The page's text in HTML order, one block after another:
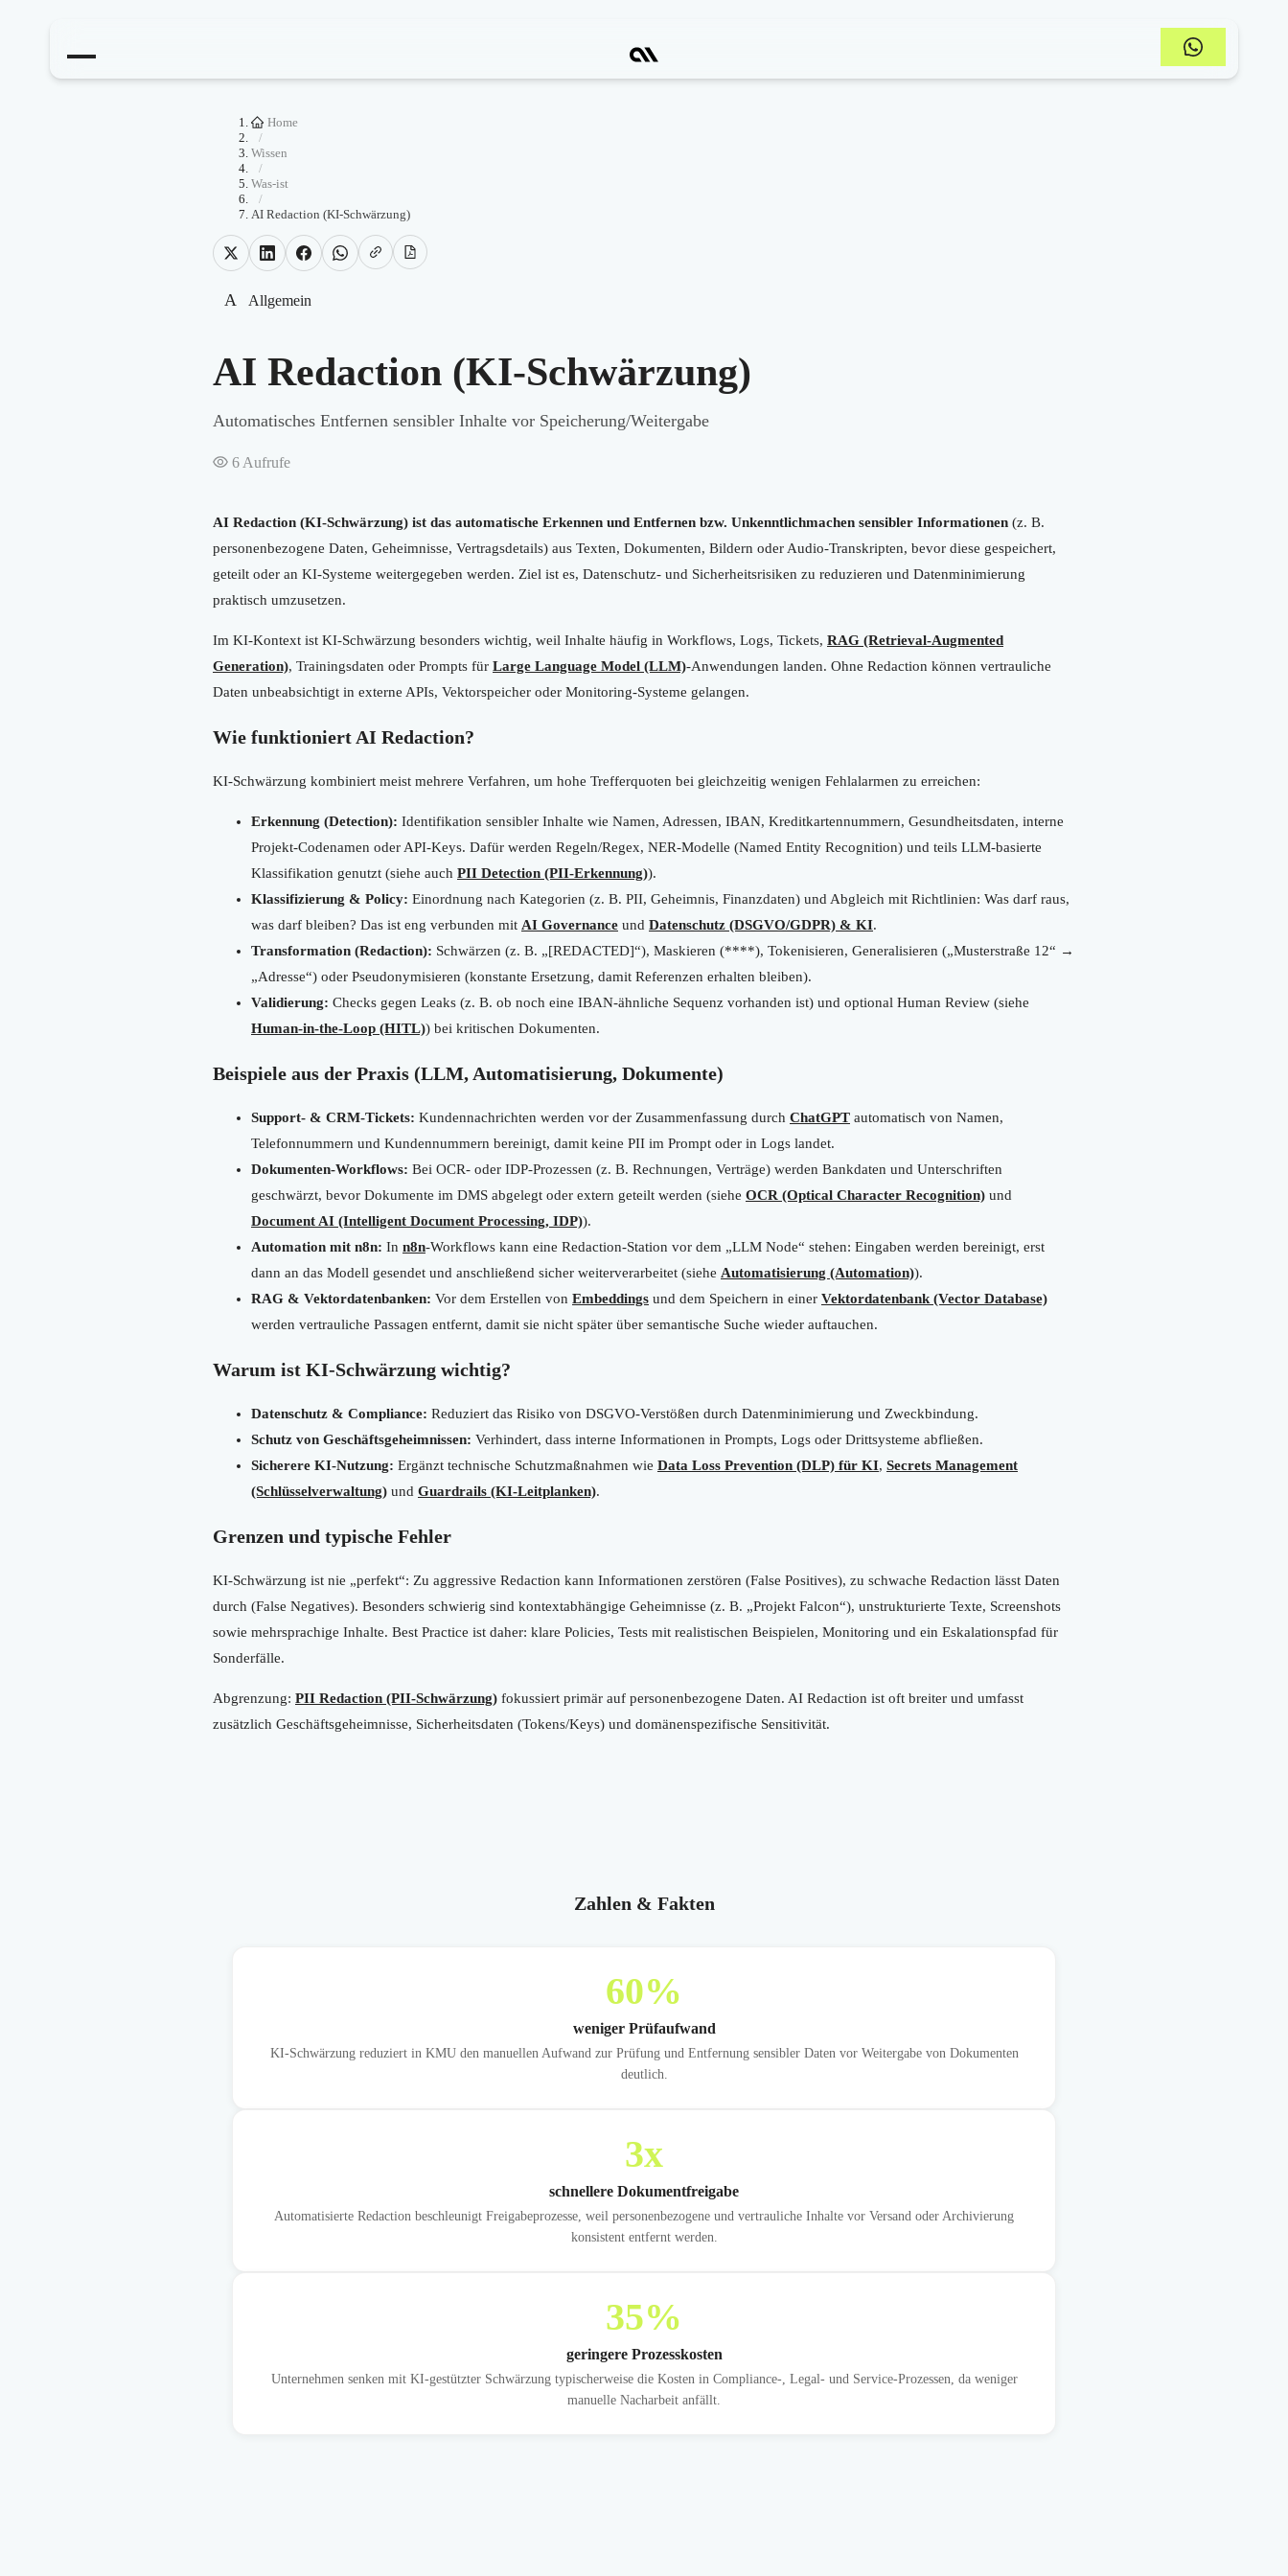
Home
/
Wissen
/
Was-ist
/
AI Redaction (KI-Schwärzung)
A Allgemein
AI Redaction (KI-Schwärzung)
Automatisches Entfernen sensibler Inhalte vor Speicherung/Weitergabe
6 Aufrufe
AI Redaction (KI-Schwärzung) ist das automatische Erkennen und Entfernen bzw. Unkenntlichmachen sensibler Informationen (z. B.
personenbezogene Daten, Geheimnisse, Vertragsdetails) aus Texten, Dokumenten, Bildern oder Audio-Transkripten, bevor diese gespeichert,
geteilt oder an KI-Systeme weitergegeben werden. Ziel ist es, Datenschutz- und Sicherheitsrisiken zu reduzieren und Datenminimierung
praktisch umzusetzen.
Im KI-Kontext ist KI-Schwärzung besonders wichtig, weil Inhalte häufig in Workflows, Logs, Tickets, RAG (Retrieval-Augmented
Generation), Trainingsdaten oder Prompts für Large Language Model (LLM)-Anwendungen landen. Ohne Redaction können vertrauliche
Daten unbeabsichtigt in externe APIs, Vektorspeicher oder Monitoring-Systeme gelangen.
Wie funktioniert AI Redaction?
KI-Schwärzung kombiniert meist mehrere Verfahren, um hohe Trefferquoten bei gleichzeitig wenigen Fehlalarmen zu erreichen:
Erkennung (Detection): Identifikation sensibler Inhalte wie Namen, Adressen, IBAN, Kreditkartennummern, Gesundheitsdaten, interne
Projekt-Codenamen oder API-Keys. Dafür werden Regeln/Regex, NER-Modelle (Named Entity Recognition) und teils LLM-basierte
Klassifikation genutzt (siehe auch PII Detection (PII-Erkennung)).
Klassifizierung & Policy: Einordnung nach Kategorien (z. B. PII, Geheimnis, Finanzdaten) und Abgleich mit Richtlinien: Was darf raus,
was darf bleiben? Das ist eng verbunden mit AI Governance und Datenschutz (DSGVO/GDPR) & KI.
Transformation (Redaction): Schwärzen (z. B. „[REDACTED]“), Maskieren (****), Tokenisieren, Generalisieren („Musterstraße 12“ →
„Adresse“) oder Pseudonymisieren (konstante Ersetzung, damit Referenzen erhalten bleiben).
Validierung: Checks gegen Leaks (z. B. ob noch eine IBAN-ähnliche Sequenz vorhanden ist) und optional Human Review (siehe
Human-in-the-Loop (HITL)) bei kritischen Dokumenten.
Beispiele aus der Praxis (LLM, Automatisierung, Dokumente)
Support- & CRM-Tickets: Kundennachrichten werden vor der Zusammenfassung durch ChatGPT automatisch von Namen,
Telefonnummern und Kundennummern bereinigt, damit keine PII im Prompt oder in Logs landet.
Dokumenten-Workflows: Bei OCR- oder IDP-Prozessen (z. B. Rechnungen, Verträge) werden Bankdaten und Unterschriften
geschwärzt, bevor Dokumente im DMS abgelegt oder extern geteilt werden (siehe OCR (Optical Character Recognition) und
Document AI (Intelligent Document Processing, IDP)).
Automation mit n8n: In n8n-Workflows kann eine Redaction-Station vor dem „LLM Node“ stehen: Eingaben werden bereinigt, erst
dann an das Modell gesendet und anschließend sicher weiterverarbeitet (siehe Automatisierung (Automation)).
RAG & Vektordatenbanken: Vor dem Erstellen von Embeddings und dem Speichern in einer Vektordatenbank (Vector Database)
werden vertrauliche Passagen entfernt, damit sie nicht später über semantische Suche wieder auftauchen.
Warum ist KI-Schwärzung wichtig?
Datenschutz & Compliance: Reduziert das Risiko von DSGVO-Verstößen durch Datenminimierung und Zweckbindung.
Schutz von Geschäftsgeheimnissen: Verhindert, dass interne Informationen in Prompts, Logs oder Drittsysteme abfließen.
Sicherere KI-Nutzung: Ergänzt technische Schutzmaßnahmen wie Data Loss Prevention (DLP) für KI, Secrets Management
(Schlüsselverwaltung) und Guardrails (KI-Leitplanken).
Grenzen und typische Fehler
KI-Schwärzung ist nie „perfekt“: Zu aggressive Redaction kann Informationen zerstören (False Positives), zu schwache Redaction lässt Daten
durch (False Negatives). Besonders schwierig sind kontextabhängige Geheimnisse (z. B. „Projekt Falcon“), unstrukturierte Texte, Screenshots
sowie mehrsprachige Inhalte. Best Practice ist daher: klare Policies, Tests mit realistischen Beispielen, Monitoring und ein Eskalationspfad für
Sonderfälle.
Abgrenzung: PII Redaction (PII-Schwärzung) fokussiert primär auf personenbezogene Daten. AI Redaction ist oft breiter und umfasst
zusätzlich Geschäftsgeheimnisse, Sicherheitsdaten (Tokens/Keys) und domänenspezifische Sensitivität.
Zahlen & Fakten
60%
weniger Prüfaufwand
KI-Schwärzung reduziert in KMU den manuellen Aufwand zur Prüfung und Entfernung sensibler Daten vor Weitergabe von Dokumenten
deutlich.
3x
schnellere Dokumentfreigabe
Automatisierte Redaction beschleunigt Freigabeprozesse, weil personenbezogene und vertrauliche Inhalte vor Versand oder Archivierung
konsistent entfernt werden.
35%
geringere Prozesskosten
Unternehmen senken mit KI-gestützter Schwärzung typischerweise die Kosten in Compliance-, Legal- und Service-Prozessen, da weniger
manuelle Nacharbeit anfällt.